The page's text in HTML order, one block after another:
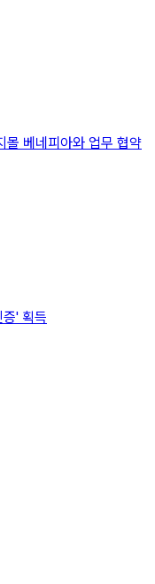
베네피아와 업무 협약
' 획득